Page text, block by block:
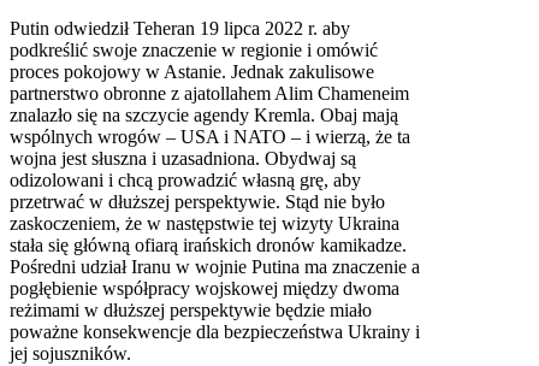
Putin odwiedził Teheran 19 lipca 2022 r. aby
podkreślić swoje znaczenie w regionie i omówić
proces pokojowy w Astanie. Jednak zakulisowe
partnerstwo obronne z ajatollahem Alim Chameneim
znalazło się na szczycie agendy Kremla. Obaj mają
wspólnych wrogów – USA i NATO – i wierzą, że ta
wojna jest słuszna i uzasadniona. Obydwaj są
odizolowani i chcą prowadzić własną grę, aby
przetrwać w dłuższej perspektywie. Stąd nie było
zaskoczeniem, że w następstwie tej wizyty Ukraina
stała się główną ofiarą irańskich dronów kamikadze.
Pośredni udział Iranu w wojnie Putina ma znaczenie a
pogłębienie współpracy wojskowej między dwoma
reżimami w dłuższej perspektywie będzie miało
poważne konsekwencje dla bezpieczeństwa Ukrainy i
jej sojuszników.